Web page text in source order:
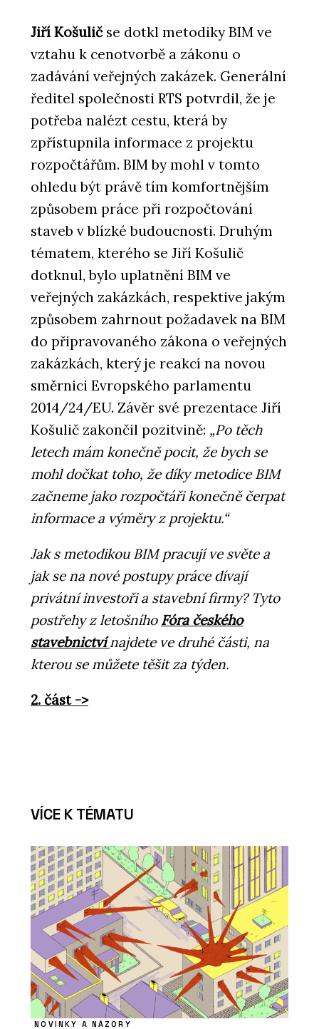
Jiří Košuličse dotkl metodiky BIM ve
vztahu k cenotvorbě a zákonu o
zadávání veřejných zakázek. Generální
ředitel společnosti RTS potvrdil, že je
potřeba nalézt cestu, která by
zpřístupnila informace z projektu
rozpočtářům. BIM by mohl v tomto
ohledu být právě tím komfortnějším
způsobem práce při rozpočtování
staveb v blízké budoucnosti. Druhým
tématem, kterého se Jiří Košulič
dotknul, bylo uplatnění BIM ve
veřejných zakázkách, respektive jakým
způsobem zahrnout požadavek na BIM
do připravovaného zákona o veřejných
zakázkách, který je reakcí na novou
směrnici Evropského parlamentu
2014/24/EU. Závěr své prezentace Jiří
Košulič zakončil pozitvině: „Po těch
letech mám konečně pocit, že bych se
mohl dočkat toho, že díky metodice BIM
začneme jako rozpočtáři konečně čerpat
informace a výměry z projektu.“
Jak s metodikou BIM pracují ve světe a
jak se na nové postupy práce dívají
privátní investoři a stavební firmy? Tyto
postřehy z letošního Fóra českého
stavebnictví najdete ve druhé části, na
kterou se můžete těšit za týden.
2. část ->
VÍCE K TÉMATU
NOVINKY A NÁZORY